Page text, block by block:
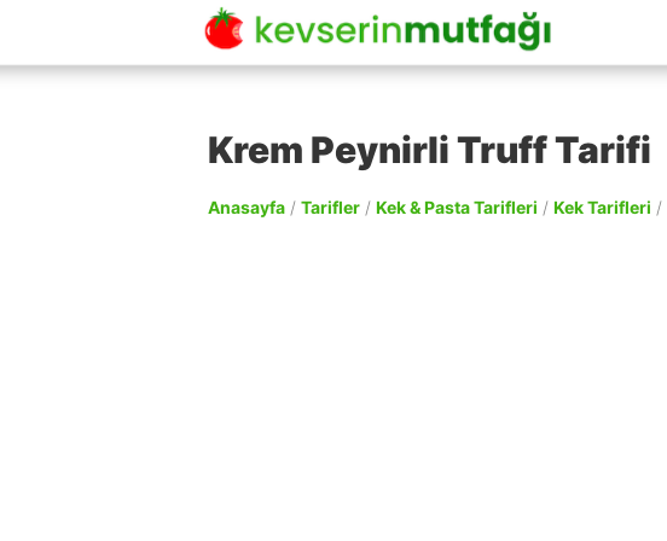
Krem Peynirli Truff Tarifi
Anasayfa / Tarifler / Kek & Pasta Tarifleri / Kek Tarifleri /